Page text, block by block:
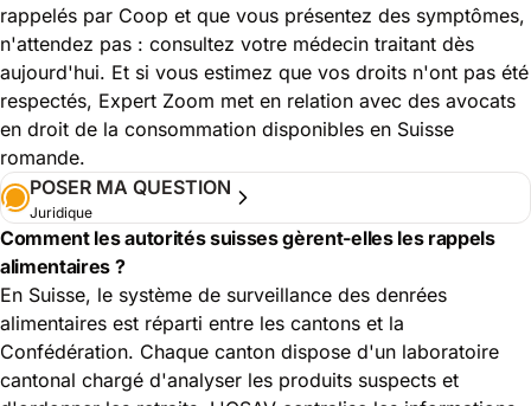
rappelés par Coop et que vous présentez des symptômes,
n'attendez pas : consultez votre médecin traitant dès
aujourd'hui. Et si vous estimez que vos droits n'ont pas été
respectés, Expert Zoom met en relation avec des avocats
en droit de la consommation disponibles en Suisse
romande.
POSER MA QUESTION
Juridique
Comment les autorités suisses gèrent-elles les rappels
alimentaires ?
En Suisse, le système de surveillance des denrées
alimentaires est réparti entre les cantons et la
Confédération. Chaque canton dispose d'un laboratoire
cantonal chargé d'analyser les produits suspects et